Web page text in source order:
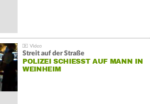
Streit auf der Straße
POLIZEI SCHIESST AUF MANN IN W
EINHEIM